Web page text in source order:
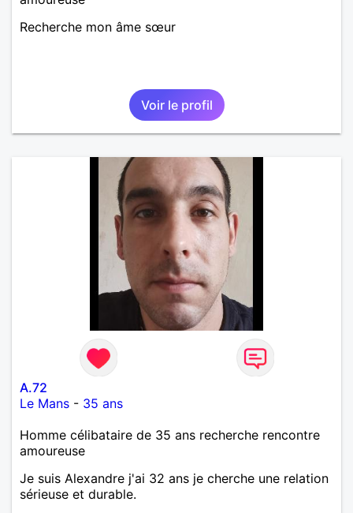
Recherche mon âme sœur
Voir le profil
A.72
Le Mans - 35 ans
Homme célibataire de 35 ans recherche rencontre
amoureuse
Je suis Alexandre j'ai 32 ans je cherche une relation
sérieuse et durable.